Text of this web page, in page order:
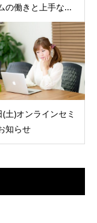
の働きと上手な...
土)オンラインセミ
知らせ